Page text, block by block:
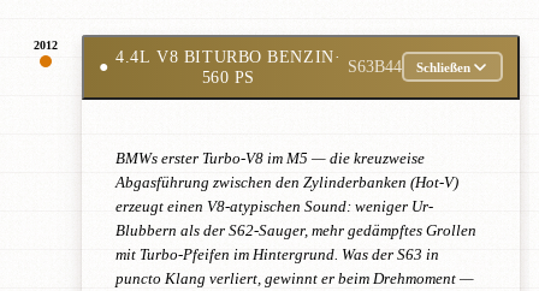
2012
●
4.4L V8 BITURBO BENZIN·
560 PS
S63B44 Schließen
BMWs erster Turbo-V8 im M5 — die kreuzweise
Abgasführung zwischen den Zylinderbanken (Hot-V)
erzeugt einen V8-atypischen Sound: weniger Ur-
Blubbern als der S62-Sauger, mehr gedämpftes Grollen
mit Turbo-Pfeifen im Hintergrund. Was der S63 in
puncto Klang verliert, gewinnt er beim Drehmoment —